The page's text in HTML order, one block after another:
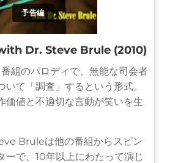
予告編
Dr. Steve Brule (2010)
組のパロディで、無能な司会者
いて「調査」するという形式。
価値と不適切な言動が笑いを生
Bruleは他の番組からスピン
ーで、10年以上にわたって演じ